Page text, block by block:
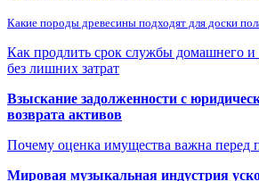
Какие породы древесины подходят для доски
Как продлить срок службы домашнего и
без лишних затрат
Взыскание задолженности с
возврата активов
Почему оценка имущества важна перед
Мировая музыкальная индустрия